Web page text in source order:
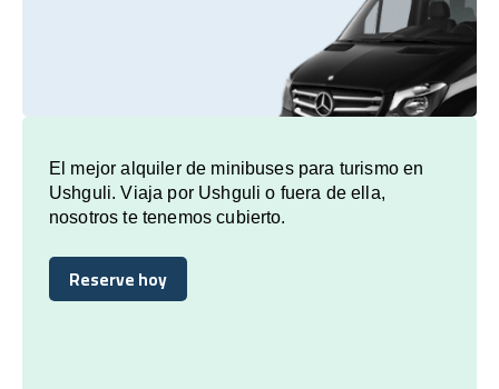
El mejor alquiler de minibuses para turismo en
Ushguli. Viaja por Ushguli o fuera de ella,
nosotros te tenemos cubierto.
Reserve hoy
Reserve hoy